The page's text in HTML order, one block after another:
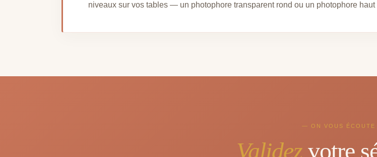
niveaux sur vos tables — un photophore transparent rond ou un photophore
— ON VOUS ÉCOUTE
Validez votre